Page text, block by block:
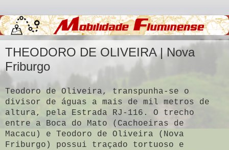
THEODORO DE OLIVEIRA | Nova
Friburgo
Teodoro de Oliveira, transpunha-se o
divisor de águas a mais de mil metros de
altura, pela Estrada RJ-116. O trecho
entre a Boca do Mato (Cachoeiras de
Macacu) e Teodoro de Oliveira (Nova
Friburgo) possui traçado tortuoso e